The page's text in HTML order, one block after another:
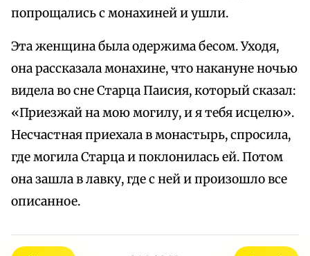
попрощались с монахиней и ушли.
Эта женщина была одержима бесом. Уходя,
она рассказала монахине, что накануне ночью
видела во сне Старца Паисия, который сказал:
«Приезжай на мою могилу, и я тебя исцелю».
Несчастная приехала в монастырь, спросила,
где могила Старца и поклонилась ей. Потом
она зашла в лавку, где с ней и произошло все
описанное.